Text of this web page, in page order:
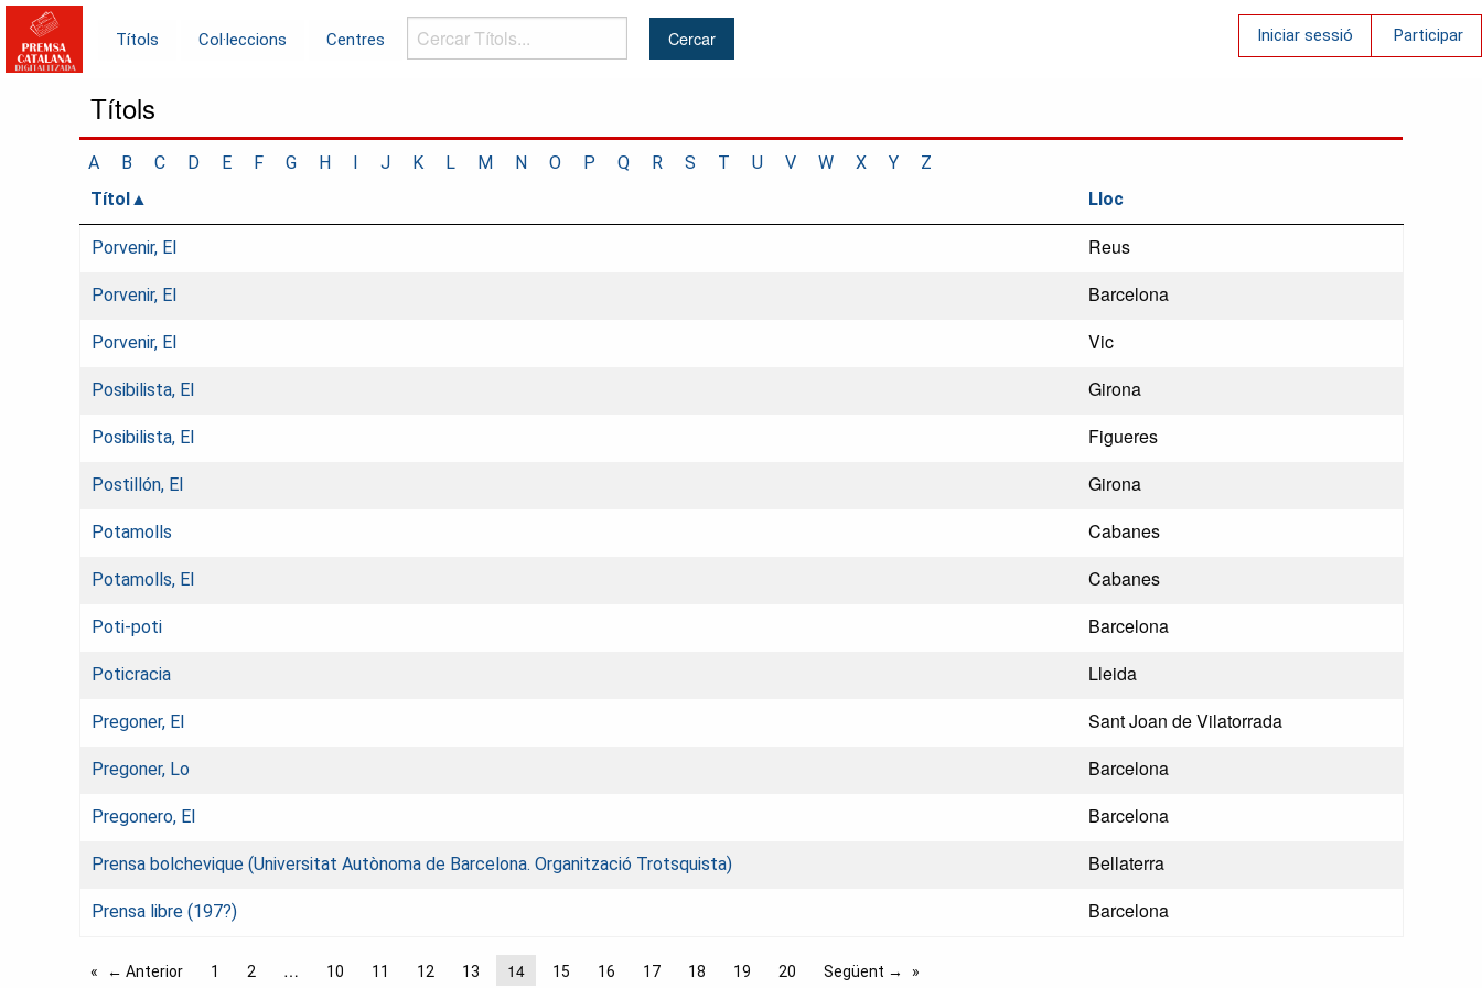
Títols Col·leccions Centres
Cercar
Títols...
Iniciar sessió Participar
Títols
A B C D E F G H I J K L M N O P Q R S T U V W X Y
Z
Títol
Lloc
Porvenir, El Reus
Porvenir, El Barcelona
Porvenir, El Vic
Posibilista, El Girona
Posibilista, El Figueres
Postillón, El Girona
Potamolls Cabanes
Potamolls, El Cabanes
Poti-poti Barcelona
Poticracia Lleida
Pregoner, El Sant Joan de Vilatorrada
Pregoner, Lo Barcelona
Pregonero, El Barcelona
Prensa bolchevique (Universitat Autònoma de Barcelona. Organització Trotsquista) Bellaterra
Prensa libre (197?) Barcelona
← Anterior 1 2 10 11 12 13 14 15 16 17 18 19 20 Següent →